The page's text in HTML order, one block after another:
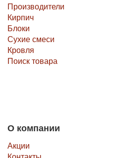
Производители
Кирпич
Блоки
Сухие смеси
Кровля
Поиск товара
О компании
Акции